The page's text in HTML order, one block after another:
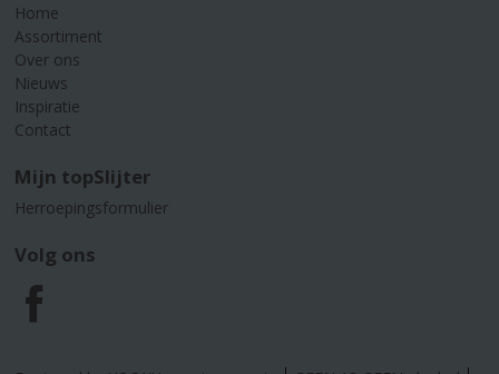
Home
Assortiment
Over ons
Nieuws
Inspiratie
Contact
Mijn topSlijter
Herroepingsformulier
Volg ons
F
a